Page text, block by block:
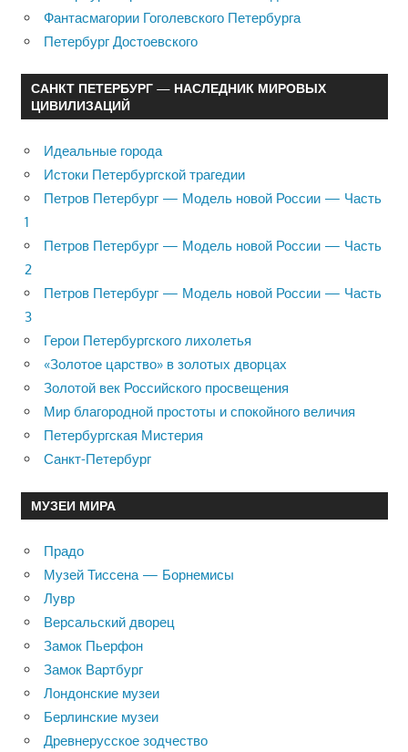
Фантасмагории Гоголевского Петербурга
Петербург Достоевского
САНКТ ПЕТЕРБУРГ — НАСЛЕДНИК МИРОВЫХ
ЦИВИЛИЗАЦИЙ
Идеальные города
Истоки Петербургской трагедии
Петров Петербург — Модель новой России — Часть
1
Петров Петербург — Модель новой России — Часть
2
Петров Петербург — Модель новой России — Часть
3
Герои Петербургского лихолетья
«Золотое царство» в золотых дворцах
Золотой век Российского просвещения
Мир благородной простоты и спокойного величия
Петербургская Мистерия
Санкт-Петербург
МУЗЕИ МИРА
Прадо
Музей Тиссена — Борнемисы
Лувр
Версальский дворец
Замок Пьерфон
Замок Вартбург
Лондонские музеи
Берлинские музеи
Древнерусское зодчество